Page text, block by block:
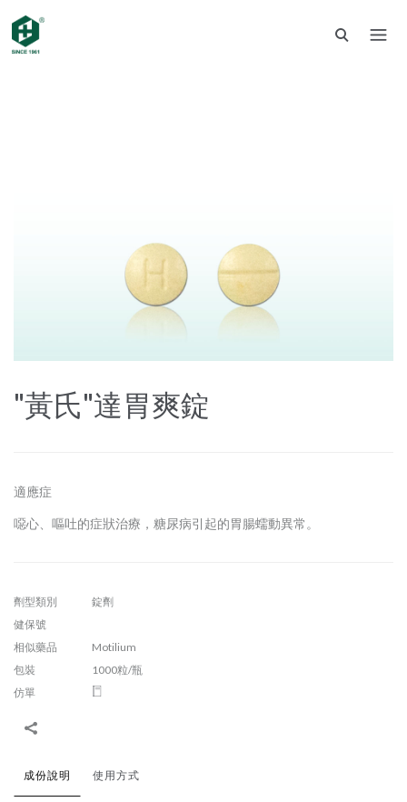
"黃氏"達胃爽錠
適應症
噁心、嘔吐的症狀治療，糖尿病引起的胃腸蠕動異常。
劑型類別
錠劑
健保號
相似藥品
Motilium
包裝
1000粒/瓶
仿單
成份說明 使用方式